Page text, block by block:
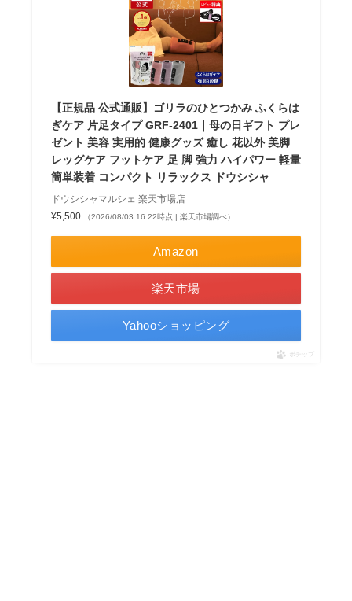
【正規品 公式通販】ゴリラのひとつかみ ふくらは
ぎケア 片足タイプ GRF-2401｜母の日ギフト プレ
ゼント 美容 実用的 健康グッズ 癒し 花以外 美脚
レッグケア フットケア 足 脚 強力 ハイパワー 軽量
簡単装着 コンパクト リラックス ドウシシャ
ドウシシャマルシェ 楽天市場店
¥5,500
（2026/08/03 16:22時点 | 楽天市場調べ）
Amazon
楽天市場
Yahooショッピング
ポチップ